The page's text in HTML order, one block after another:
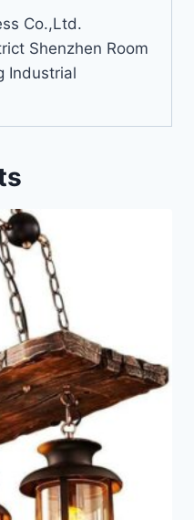
Co.,Ltd.
Shenzhen Room
Industrial